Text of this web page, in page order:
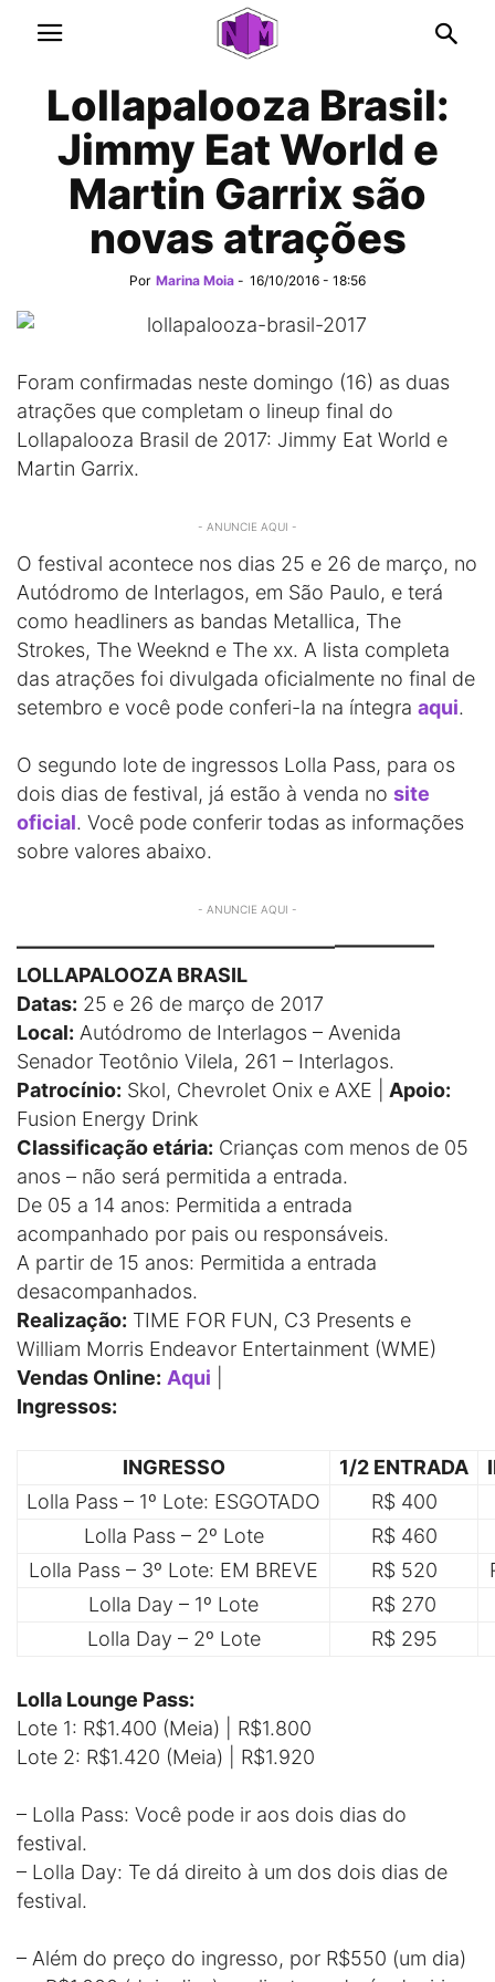
Lollapalooza Brasil:
Jimmy Eat World e
Martin Garrix são
novas atrações
Por Marina Moia - 16/10/2016 - 18:56
Foram confirmadas neste domingo (16) as duas
atrações que completam o lineup final do
Lollapalooza Brasil de 2017: Jimmy Eat World e
Martin Garrix.
- ANUNCIE AQUI -
O festival acontece nos dias 25 e 26 de março, no
Autódromo de Interlagos, em São Paulo, e terá
como headliners as bandas Metallica, The
Strokes, The Weeknd e The xx. A lista completa
das atrações foi divulgada oficialmente no final de
setembro e você pode conferi-la na íntegra aqui.
O segundo lote de ingressos Lolla Pass, para os
dois dias de festival, já estão à venda no site
oficial. Você pode conferir todas as informações
sobre valores abaixo.
- ANUNCIE AQUI -
—————————————————————
LOLLAPALOOZA BRASIL
Datas: 25 e 26 de março de 2017
Local: Autódromo de Interlagos – Avenida
Senador Teotônio Vilela, 261 – Interlagos.
Patrocínio: Skol, Chevrolet Onix e AXE |
Apoio:
Fusion Energy Drink
Classificação etária: Crianças com menos de 05
anos – não será permitida a entrada.
De 05 a 14 anos: Permitida a entrada
acompanhado por pais ou responsáveis.
A partir de 15 anos: Permitida a entrada
desacompanhados.
Realização: TIME FOR FUN, C3 Presents e
William Morris Endeavor Entertainment (WME)
Vendas Online: Aqui
Ingressos:
INGRESSO 1/2 ENTRADA
Lolla Pass – 1º Lote: ESGOTADO
R$ 400
Lolla Pass – 2º Lote
R$ 460
Lolla Pass – 3º Lote: EM BREVE
R$ 520
Lolla Day – 1º Lote
R$ 270
Lolla Day – 2º Lote
R$ 295
Lolla Lounge Pass:
Lote 1: R$1.400 (Meia) | R$1.800
Lote 2: R$1.420 (Meia) | R$1.920
– Lolla Pass: Você pode ir aos dois dias do
festival.
– Lolla Day: Te dá direito à um dos dois dias de
festival.
– Além do preço do ingresso, por R$550 (um dia)